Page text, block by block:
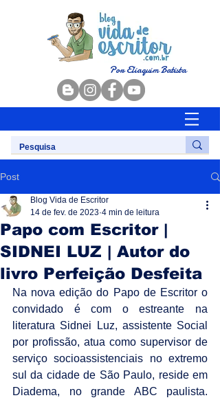
Por Eliaquim Batista
Post
Papo com Escritor |
SIDNEI LUZ | Autor do
livro Perfeição Desfeita
Blog Vida de Escritor
14 de fev. de 2023 4 min de leitura
Na nova edição do Papo de Escritor o
convidado é com o estreante na
literatura Sidnei Luz, assistente Social
por profissão, atua como supervisor de
serviço socioassistenciais no extremo
sul da cidade de São Paulo, reside em
Diadema, no grande ABC paulista.